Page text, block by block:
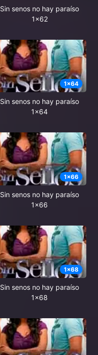
Sin senos no hay paraíso
1x62
1x64
Sin senos no hay paraíso
1x64
1x66
Sin senos no hay paraíso
1x66
1x68
Sin senos no hay paraíso
1x68